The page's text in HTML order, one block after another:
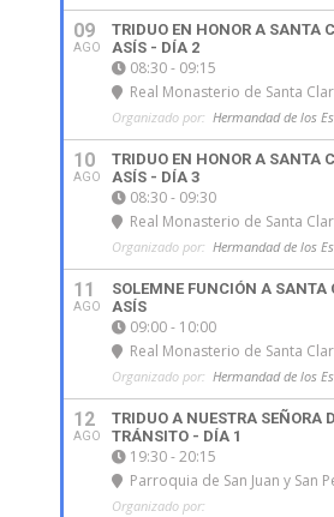
09
AGO
TRIDUO EN HONOR A SANTA
ASÍS - DÍA 2
08:30 - 09:15
Real Monasterio de Santa
Organizado por: Hermandad de los
10
AGO
TRIDUO EN HONOR A SANTA
ASÍS - DÍA 3
08:30 - 09:30
Real Monasterio de Santa
Organizado por: Hermandad de los
11
AGO
SOLEMNE FUNCIÓN A SANTA
ASÍS
09:00 - 10:00
Real Monasterio de Santa
Organizado por: Hermandad de los
12
AGO
TRIDUO A NUESTRA SEÑORA
TRÁNSITO - DÍA 1
19:30 - 20:15
Parroquia de San Juan y San
Organizado por: